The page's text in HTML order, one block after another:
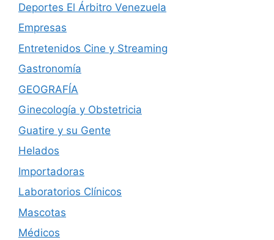
Deportes El Árbitro Venezuela
Empresas
Entretenidos Cine y Streaming
Gastronomía
GEOGRAFÍA
Ginecología y Obstetricia
Guatire y su Gente
Helados
Importadoras
Laboratorios Clínicos
Mascotas
Médicos